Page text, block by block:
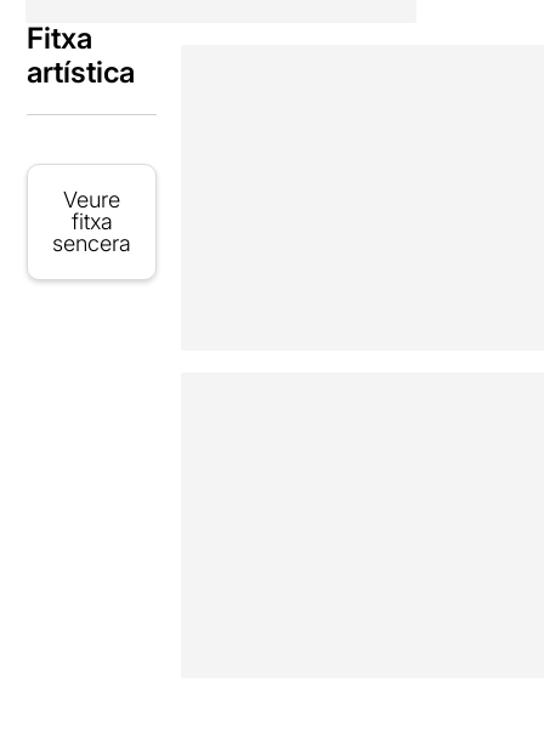
Fitxa
artística
Veure
fitxa
sencera